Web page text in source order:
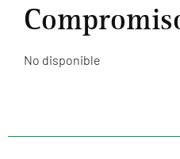
No disponible